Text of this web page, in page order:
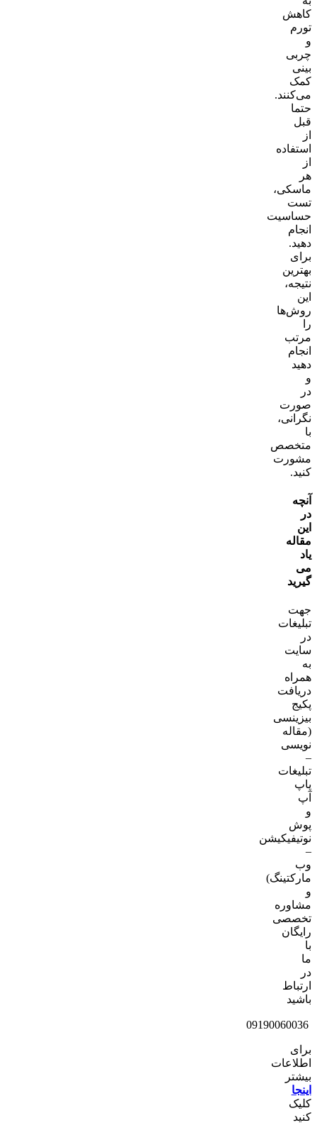
کاهش
تورم
و
چربی
بینی
کمک
می‌کنند.
حتما
قبل
از
استفاده
از
هر
ماسکی،
تست
حساسیت
انجام
دهید.
برای
بهترین
نتیجه،
این
روش‌ها
را
مرتب
انجام
دهید
و
در
صورت
نگرانی،
با
متخصص
مشورت
کنید.
آنچه
در
این
مقاله
یاد
می
گیرید
جهت
تبلیغات
در
سایت
به
همراه
دریافت
پکیج
بیزینسی
(مقاله
نویسی
–
تبلیغات
پاپ
آپ
و
پوش
نوتیفیکیشن
–
وب
مارکتینگ)
و
مشاوره
تخصصی
رایگان
با
ما
در
ارتباط
باشید
09190060036
برای
اطلاعات
بیشتر
اینجا
کلیک
کنید